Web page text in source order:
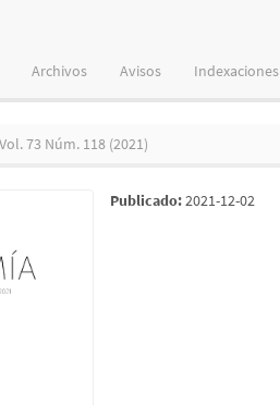
Archivos Avisos Indexaciones
Vol. 73 Núm. 118 (2021)
Publicado:2021-12-02